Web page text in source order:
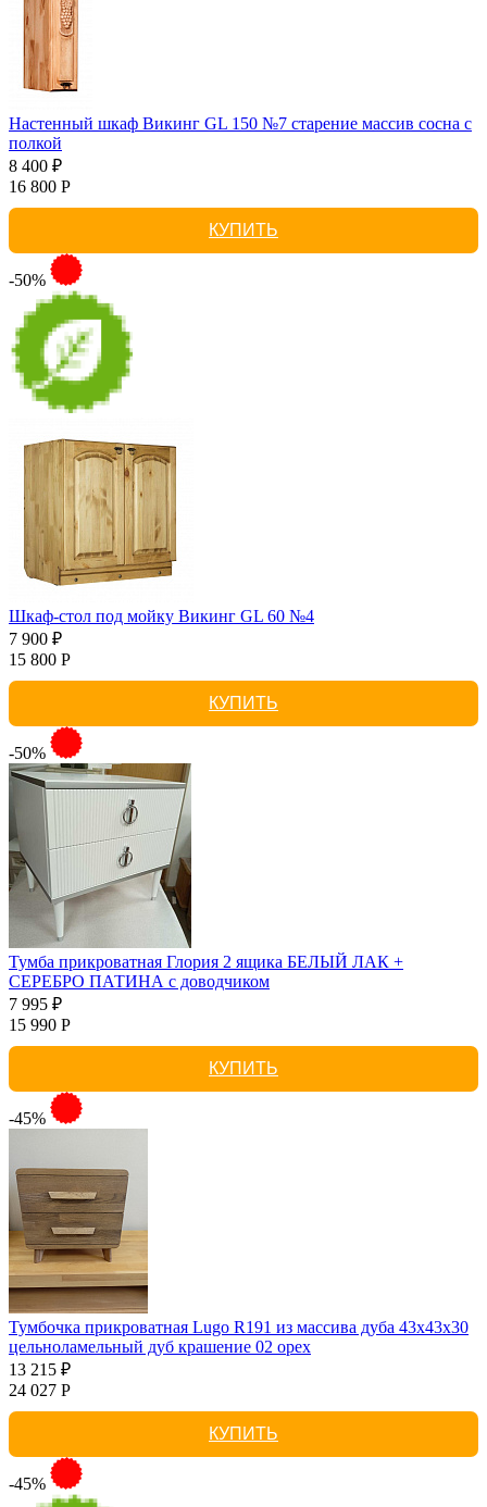
Настенный шкаф Викинг GL 150 №7 старение массив сосна с
полкой
8 400 ₽
16 800 Р
КУПИТЬ
-50%
Шкаф-стол под мойку Викинг GL 60 №4
7 900 ₽
15 800 Р
КУПИТЬ
-50%
Тумба прикроватная Глория 2 ящика БЕЛЫЙ ЛАК +
СЕРЕБРО ПАТИНА с доводчиком
7 995 ₽
15 990 Р
КУПИТЬ
-45%
Тумбочка прикроватная Lugo R191 из массива дуба 43х43х30
цельноламельный дуб крашение 02 орех
13 215 ₽
24 027 Р
КУПИТЬ
-45%